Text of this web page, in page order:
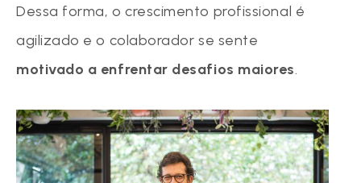
Dessa forma, o crescimento profissional é
agilizado e o colaborador se sente
motivado a enfrentar desafios maiores.